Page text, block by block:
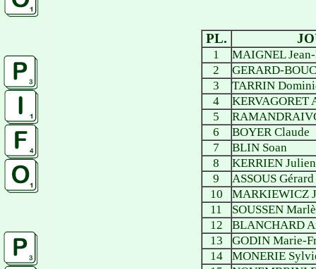
PL.
1
MAIGNEL
2
GERARD-
3
TARRIN
4
KERVAGORET
5
6
BOYER Claude
7
BLIN Soan
8
KERRIEN Julien
9
ASSOUS Gérard
10
MARKIEWICZ
11
SOUSSEN
12
BLANCHARD
13
GODIN Marie-
14
MONERIE